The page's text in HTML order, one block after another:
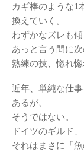
カギ棒のような1
換えていく。
わずかなズレも傾
あっと言う間に
熟練の技、惚れ惚
近年、単純な仕
あるが、
そうではない。
ドイツのギルド
それはまさに「魚